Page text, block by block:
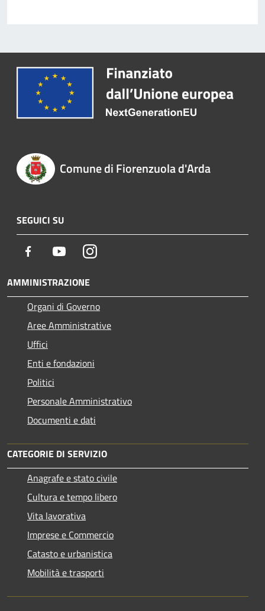
Comune di Fiorenzuola d'Arda
SEGUICI SU
Facebook YoutubeInstagram
AMMINISTRAZIONE
Organi di Governo
Aree Amministrative
Uffici
Enti e fondazioni
Politici
Personale Amministrativo
Documenti e dati
CATEGORIE DI SERVIZIO
Anagrafe e stato civile
Cultura e tempo libero
Vita lavorativa
Imprese e Commercio
Catasto e urbanistica
Mobilità e trasporti